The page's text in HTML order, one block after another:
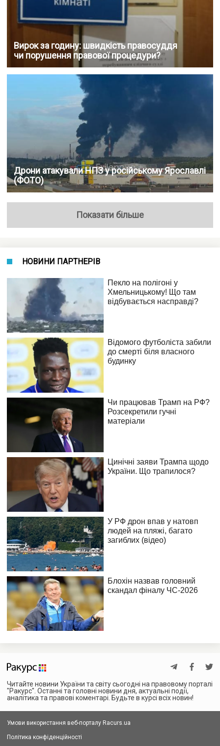
Вирок за годину: швидкість правосуддя
чи порушення правової процедури?
Дрони атакували НПЗ у російському Ярославлі
(ФОТО)
Показати більше
НОВИНИ ПАРТНЕРІВ
Читайте новини України та світу сьогодні на правовому порталі
"Ракурс". Останні та головні новини дня, актуальні події,
аналітика та правові коментарі. Будьте в курсі всіх новин!
Умови використання веб-порталу Racurs.ua
Політика конфіденційності